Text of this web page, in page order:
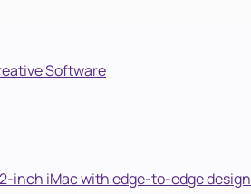
Software
inch iMac with edge-to-edge design